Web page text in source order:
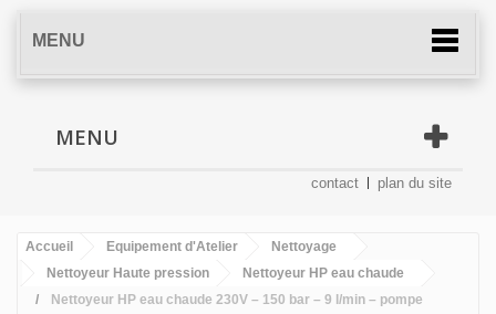
MENU
MENU
contact plan du site
Accueil Equipement d'Atelier
Nettoyage
Nettoyeur Haute pression
Nettoyeur HP eau chaude
Nettoyeur HP eau chaude 230V – 150 bar – 9 l/min – pompe